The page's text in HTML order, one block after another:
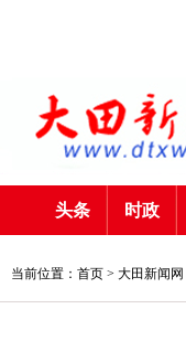
头条 时政
当前位置：首页 > 大田新闻网